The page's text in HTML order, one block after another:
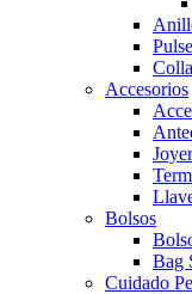
Accesorios
Bolsos
Bag
Cuidado